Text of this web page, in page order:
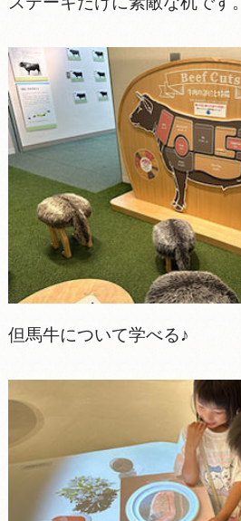
但馬牛について学べる♪